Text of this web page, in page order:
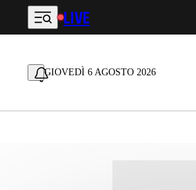
Vai al contenuto principale
LIVE
GIOVEDÌ 6 AGOSTO 2026